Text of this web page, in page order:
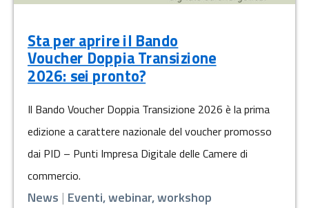
Sta per aprire il Bando
Voucher Doppia Transizione
2026: sei pronto?
Il Bando Voucher Doppia Transizione 2026 è la prima
edizione a carattere nazionale del voucher promosso
dai PID – Punti Impresa Digitale delle Camere di
commercio.
News | Eventi, webinar, workshop